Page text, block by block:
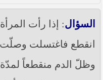
السؤال: إذا رأت
انقطع فاغتسلت
وظلّ الدم منقطعاً لمدّة